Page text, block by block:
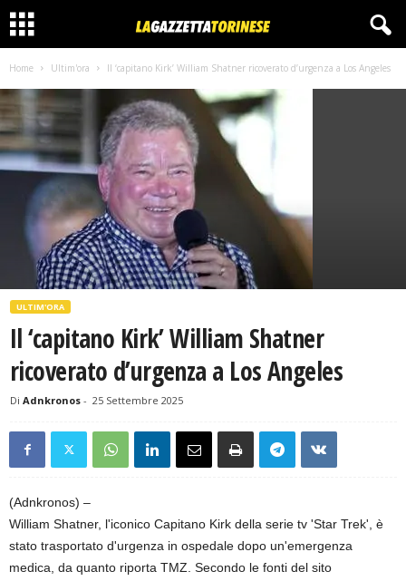
Home Ultim'ora Il ‘capitano Kirk’ William Shatner ricoverato d’urgenza a Los Angeles
ULTIM'ORA
Il ‘capitano Kirk’ William Shatner
ricoverato d’urgenza a Los Angeles
Di Adnkronos - 25 Settembre 2025
(Adnkronos) –
William Shatner, l'iconico Capitano Kirk della serie tv 'Star Trek', è
stato trasportato d'urgenza in ospedale dopo un'emergenza
medica, da quanto riporta TMZ. Secondo le fonti del sito